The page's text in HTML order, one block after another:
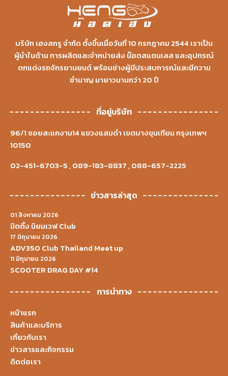
บริษัท เฮงสกรู จำกัด ตั้งขึ้นเมื่อวันที่ 10 กรกฎาคม 2544 เราเป็น
ผู้นำในด้าน การผลิตและจำหน่ายส่ง น๊อตสแตนเลส และอุปกรณ์
ตกแต่งรถจักรยานยนต์ พร้อมช่างผู้มีประสบการณ์และมีความ
ชำนาญ มายาวนานกว่า 20 ปี
ที่อยู่บริษัท
96/1 ซอยสะแกงาม14 แขวงแสมดำ เขตบางขุนเทียน กรุงเทพฯ
10150
02-451-6703-5,089-183-8837,088-657-2225
ข่าวสารล่าสุด
01 สิงหาคม 2026
มิตติ้ง นิยมเวฟ Club
17 มิถุนายน 2026
ADV350 Club Thailand Meet up
11 มิถุนายน 2026
SCOOTER DRAG DAY #14
การนำทาง
หน้าแรก
สินค้าและบริการ
เกี่ยวกับเรา
ข่าวสารและกิจกรรม
ติดต่อเรา